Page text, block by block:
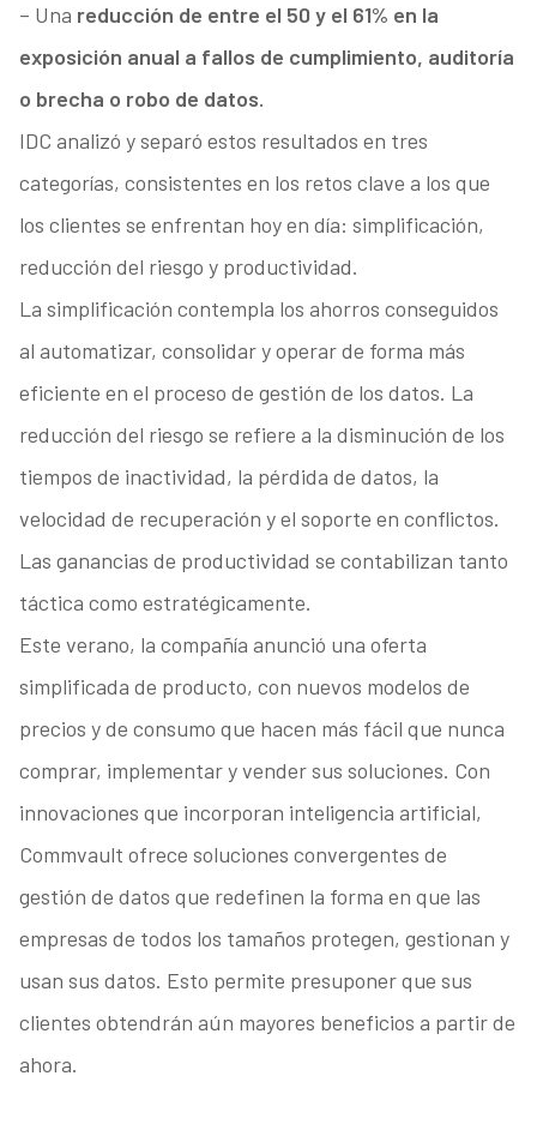
– Una reducción de entre el 50 y el 61% en la
exposición anual a fallos de cumplimiento, auditoría
o brecha o robo de datos.
IDC analizó y separó estos resultados en tres
categorías, consistentes en los retos clave a los que
los clientes se enfrentan hoy en día: simplificación,
reducción del riesgo y productividad.
La simplificación contempla los ahorros conseguidos
al automatizar, consolidar y operar de forma más
eficiente en el proceso de gestión de los datos. La
reducción del riesgo se refiere a la disminución de los
tiempos de inactividad, la pérdida de datos, la
velocidad de recuperación y el soporte en conflictos.
Las ganancias de productividad se contabilizan tanto
táctica como estratégicamente.
Este verano, la compañía anunció una oferta
simplificada de producto, con nuevos modelos de
precios y de consumo que hacen más fácil que nunca
comprar, implementar y vender sus soluciones. Con
innovaciones que incorporan inteligencia artificial,
Commvault ofrece soluciones convergentes de
gestión de datos que redefinen la forma en que las
empresas de todos los tamaños protegen, gestionan y
usan sus datos. Esto permite presuponer que sus
clientes obtendrán aún mayores beneficios a partir de
ahora.